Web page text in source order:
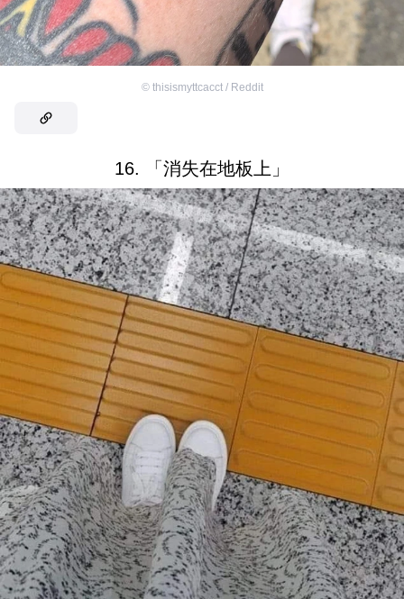
© thisismyttcacct / Reddit
16. 「消失在地板上」